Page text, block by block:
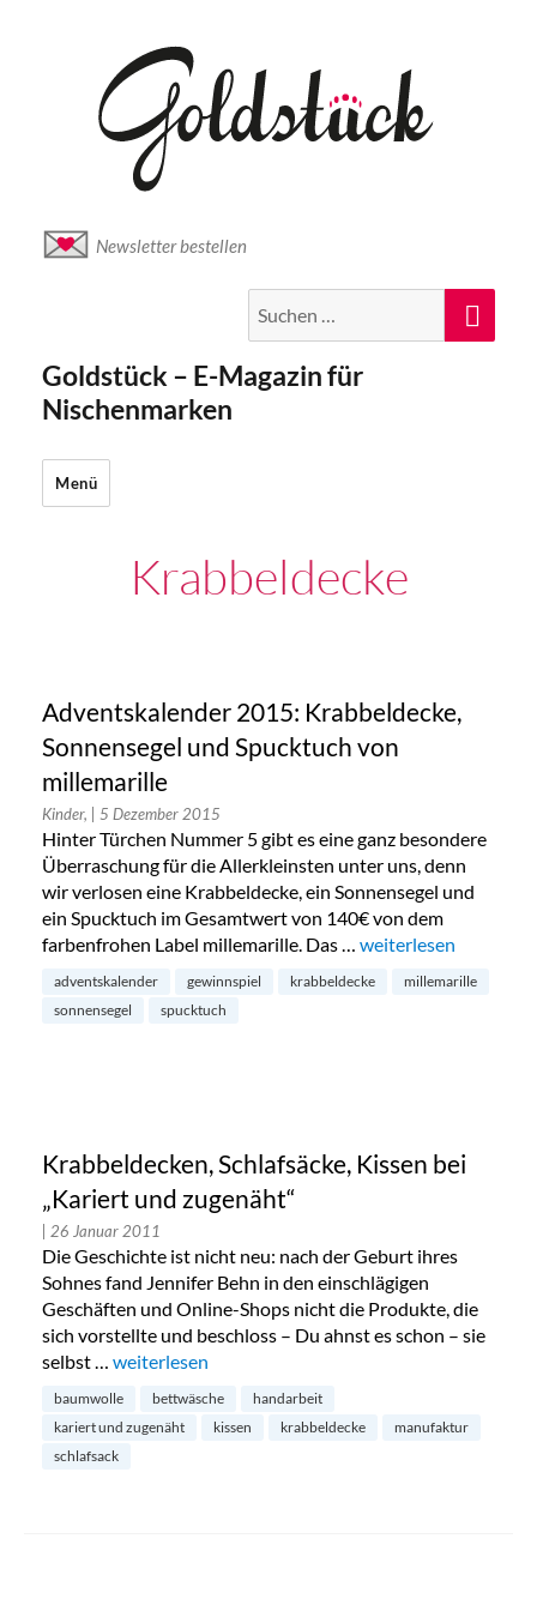
Newsletter bestellen
nach:
Goldstück – E-Magazin für
Nischenmarken
Menü
Krabbeldecke
Adventskalender 2015: Krabbeldecke,
Sonnensegel und Spucktuch von
millemarille
Kinder, | 5 Dezember 2015
Hinter Türchen Nummer 5 gibt es eine ganz besondere
Überraschung für die Allerkleinsten unter uns, denn
wir verlosen eine Krabbeldecke, ein Sonnensegel und
ein Spucktuch im Gesamtwert von 140€ von dem
farbenfrohen Label millemarille. Das … „Adventskalender
weiterlesen
adventskalender gewinnspiel krabbeldecke
millemarille
sonnensegel
spucktuch
Krabbeldecken, Schlafsäcke, Kissen bei
„Kariert und zugenäht“
| 26 Januar 2011
Die Geschichte ist nicht neu: nach der Geburt ihres
Sohnes fand Jennifer Behn in den einschlägigen
Geschäften und Online-Shops nicht die Produkte, die
sich vorstellte und beschloss – Du ahnst es schon – sie
selbst … „Krabbeldecken, Schlafsäcke, Kissen bei „Kariert
weiterlesen
baumwolle bettwäsche
handarbeit
kariert und zugenäht
kissen krabbeldecke
manufaktur
schlafsack